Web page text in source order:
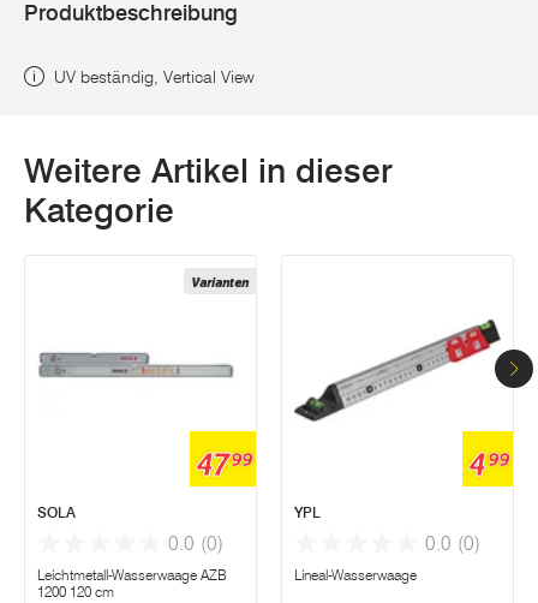
Produktbeschreibung
UV beständig, Vertical View
Weitere Artikel in dieser
Kategorie
Varianten
4799
SOLA
0.0 (0)
Leichtmetall-Wasserwaage AZB
1200 120 cm
499
YPL
0.0 (0)
Lineal-Wasserwaage